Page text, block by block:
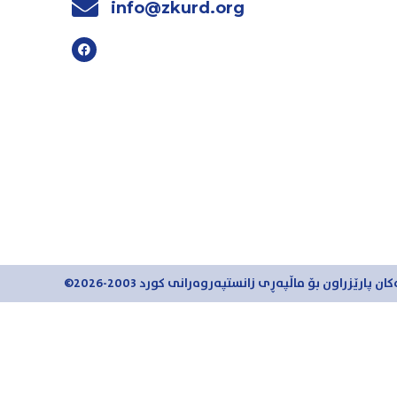
info@zkurd.org
پارێزراون بۆ ماڵپەڕی زانستپەروەرانی کورد 2003-2026©